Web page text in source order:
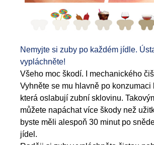
Nemyjte si zuby po každém jídle.
vypláchněte!
Všeho moc škodí. I mechanického
Vyhněte se mu hlavně po konzumaci
která oslabují zubní sklovinu.
můžete napáchat více škody než
byste měli alespoň 30 minut po
jídel.